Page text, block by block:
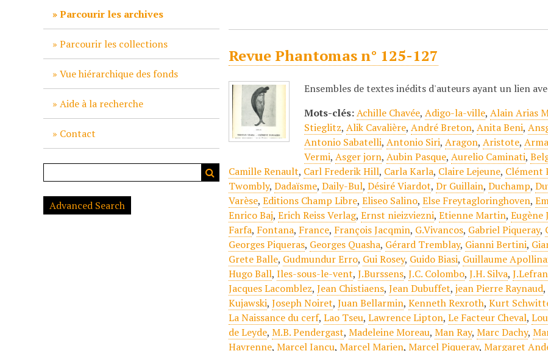
Parcourir les archives
Parcourir les collections
Vue hiérarchique des fonds
Aide à la recherche
Contact
Advanced Search
Revue Phantomas n° 125-127
Ensembles de textes inédits d'auteurs ayant un lien
Mots-clés:Achille Chavée,Adigo-la-ville,Alain Arias
Stieglitz,Alik Cavalière,André Breton,Anita Beni,
Antonio Sabatelli,Antonio Siri,Aragon,Aristote,
Vermi,Asger jorn,Aubin Pasque,Aurelio Caminati,
Camille Renault, Carl Frederik Hill, Carla Karla, Claire Lejeune, Clément
Twombly,Dadaïsme,Daily-Bul,Désiré Viardot,Dr Guillain,Duchamp,
Varèse,Editions Champ Libre,Eliseo Salino,Else Freytagloringhoven,
Enrico Baj,Erich Reiss Verlag,Ernst nieizviezni,Etienne Martin,Eugène
Farfa, Fontana, France, François Jacqmin, G.Vivancos, Gabriel Piqueray,
Georges Piqueras, Georges Quasha, Gérard Tremblay, Gianni Bertini,
Grete Balle, Gudmundur Erro, Gui Rosey, Guido Biasi, Guillaume
Hugo Ball,Iles-sous-le-vent,J.Burssens,J.C. Colombo,J.H. Silva,
Jacques Lacomblez,Jean Chistiaens,Jean Dubuffet,jean Pierre Raynaud,
Kujawski,Joseph Noiret,Juan Bellarmin,Kenneth Rexroth,Kurt
La Naissance du cerf,Lao Tseu,Lawrence Lipton,Le Facteur Cheval,
de Leyde,M.B. Pendergast,Madeleine Moreau,Man Ray,Marc Dachy,
Havrenne,Marcel Iancu,Marcel Marien,Marcel Piqueray,Margaret